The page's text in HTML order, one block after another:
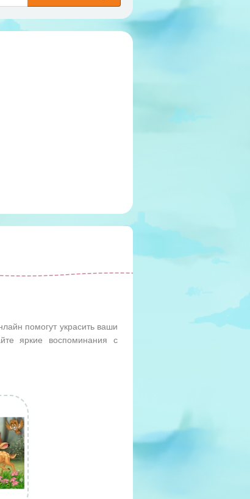
помогут украсить ваши
яркие воспоминания с